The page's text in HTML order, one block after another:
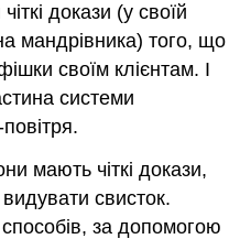
докази (у своїй
мандрівника) того, що
своїм клієнтам. І
системи
мають чіткі докази,
свисток.
за допомогою